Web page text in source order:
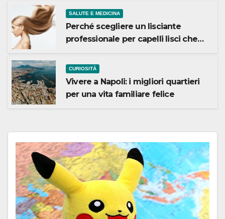
SALUTE E MEDICINA
Perché scegliere un lisciante
professionale per capelli lisci che
CURIOSITÀ
Vivere a Napoli: i migliori quartieri
per una vita familiare felice